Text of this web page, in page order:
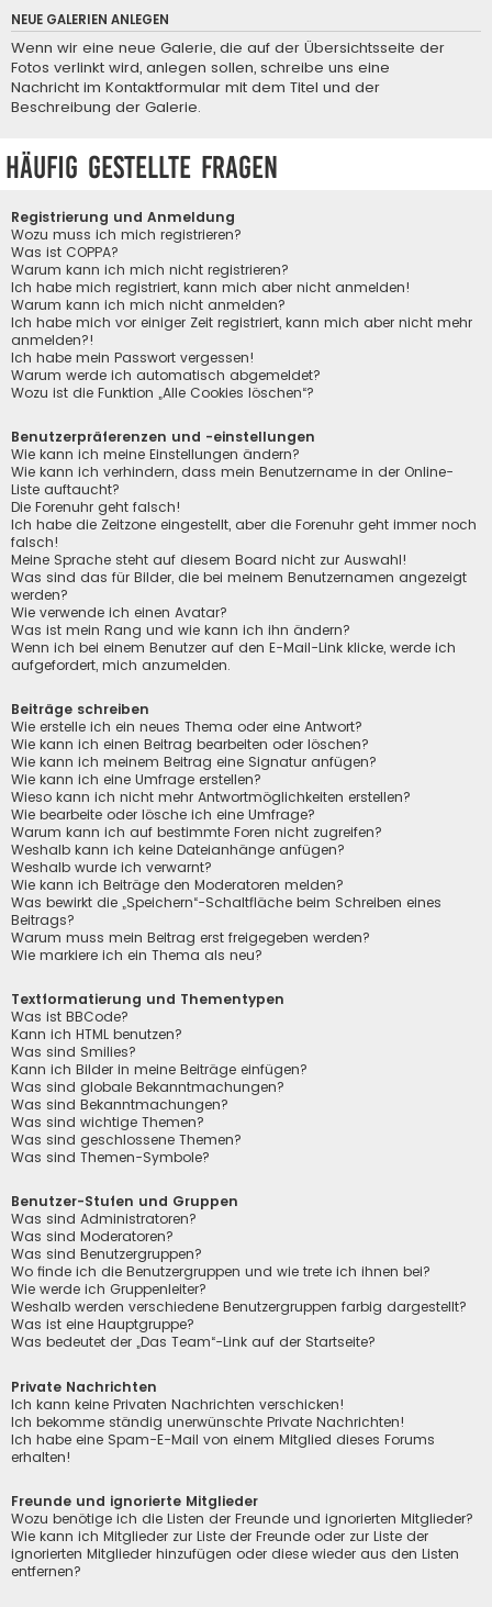
NEUE GALERIEN ANLEGEN
Wenn wir eine neue Galerie, die auf der Übersichtsseite der
Fotos verlinkt wird, anlegen sollen, schreibe uns eine
Nachricht im Kontaktformular mit dem Titel und der
Beschreibung der Galerie.
Häufig gestellte Fragen
Registrierung und Anmeldung
Wozu muss ich mich registrieren?
Was ist COPPA?
Warum kann ich mich nicht registrieren?
Ich habe mich registriert, kann mich aber nicht anmelden!
Warum kann ich mich nicht anmelden?
Ich habe mich vor einiger Zeit registriert, kann mich aber nicht mehr
anmelden?!
Ich habe mein Passwort vergessen!
Warum werde ich automatisch abgemeldet?
Wozu ist die Funktion „Alle Cookies löschen“?
Benutzerpräferenzen und -einstellungen
Wie kann ich meine Einstellungen ändern?
Wie kann ich verhindern, dass mein Benutzername in der Online-
Liste auftaucht?
Die Forenuhr geht falsch!
Ich habe die Zeitzone eingestellt, aber die Forenuhr geht immer noch
falsch!
Meine Sprache steht auf diesem Board nicht zur Auswahl!
Was sind das für Bilder, die bei meinem Benutzernamen angezeigt
werden?
Wie verwende ich einen Avatar?
Was ist mein Rang und wie kann ich ihn ändern?
Wenn ich bei einem Benutzer auf den E-Mail-Link klicke, werde ich
aufgefordert, mich anzumelden.
Beiträge schreiben
Wie erstelle ich ein neues Thema oder eine Antwort?
Wie kann ich einen Beitrag bearbeiten oder löschen?
Wie kann ich meinem Beitrag eine Signatur anfügen?
Wie kann ich eine Umfrage erstellen?
Wieso kann ich nicht mehr Antwortmöglichkeiten erstellen?
Wie bearbeite oder lösche ich eine Umfrage?
Warum kann ich auf bestimmte Foren nicht zugreifen?
Weshalb kann ich keine Dateianhänge anfügen?
Weshalb wurde ich verwarnt?
Wie kann ich Beiträge den Moderatoren melden?
Was bewirkt die „Speichern“-Schaltfläche beim Schreiben eines
Beitrags?
Warum muss mein Beitrag erst freigegeben werden?
Wie markiere ich ein Thema als neu?
Textformatierung und Thementypen
Was ist BBCode?
Kann ich HTML benutzen?
Was sind Smilies?
Kann ich Bilder in meine Beiträge einfügen?
Was sind globale Bekanntmachungen?
Was sind Bekanntmachungen?
Was sind wichtige Themen?
Was sind geschlossene Themen?
Was sind Themen-Symbole?
Benutzer-Stufen und Gruppen
Was sind Administratoren?
Was sind Moderatoren?
Was sind Benutzergruppen?
Wo finde ich die Benutzergruppen und wie trete ich ihnen bei?
Wie werde ich Gruppenleiter?
Weshalb werden verschiedene Benutzergruppen farbig dargestellt?
Was ist eine Hauptgruppe?
Was bedeutet der „Das Team“-Link auf der Startseite?
Private Nachrichten
Ich kann keine Privaten Nachrichten verschicken!
Ich bekomme ständig unerwünschte Private Nachrichten!
Ich habe eine Spam-E-Mail von einem Mitglied dieses Forums
erhalten!
Freunde und ignorierte Mitglieder
Wozu benötige ich die Listen der Freunde und ignorierten Mitglieder?
Wie kann ich Mitglieder zur Liste der Freunde oder zur Liste der
ignorierten Mitglieder hinzufügen oder diese wieder aus den Listen
entfernen?